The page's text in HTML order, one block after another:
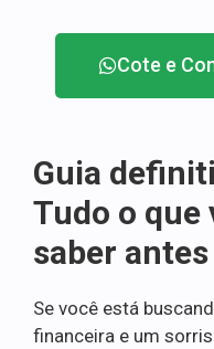
Cote e
Guia
Tudo o que
saber
Se você está
financeira e um